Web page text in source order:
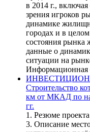
в 2014 г.,
зрения игроков
динамике
городах и в
состояния рынка
данные о
ситуации на
Строительство
км от МКАД по
гг.
1. Резюме
3. Описание